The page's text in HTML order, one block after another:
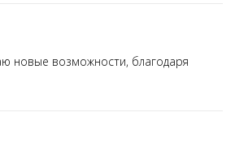
новые возможности, благодаря